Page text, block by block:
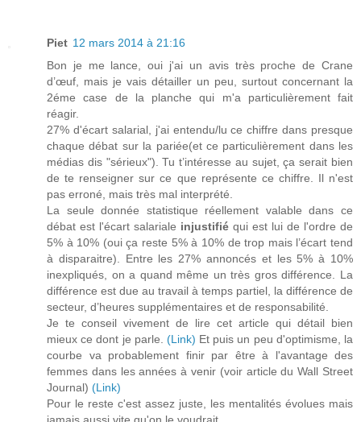
Piet 12 mars 2014 à 21:16
Bon je me lance, oui j'ai un avis très proche de Crane
d’œuf, mais je vais détailler un peu, surtout concernant la
2éme case de la planche qui m'a particulièrement fait
réagir.
27% d'écart salarial, j'ai entendu/lu ce chiffre dans presque
chaque débat sur la pariée(et ce particulièrement dans les
médias dis "sérieux"). Tu t’intéresse au sujet, ça serait bien
de te renseigner sur ce que représente ce chiffre. Il n'est
pas erroné, mais très mal interprété.
La seule donnée statistique réellement valable dans ce
débat est l'écart salariale injustifié qui est lui de l'ordre de
5% à 10% (oui ça reste 5% à 10% de trop mais l’écart tend
à disparaitre). Entre les 27% annoncés et les 5% à 10%
inexpliqués, on a quand même un très gros différence. La
différence est due au travail à temps partiel, la différence de
secteur, d’heures supplémentaires et de responsabilité.
Je te conseil vivement de lire cet article qui détail bien
mieux ce dont je parle. (Link) Et puis un peu d'optimisme, la
courbe va probablement finir par être à l'avantage des
femmes dans les années à venir (voir article du Wall Street
Journal) (Link)
Pour le reste c'est assez juste, les mentalités évolues mais
jamais aussi vite qu'on le voudrait.